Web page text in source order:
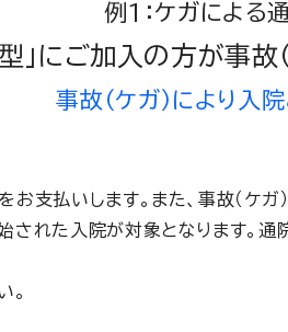
例1：ケガによる
」にご加入の方が事故
事故（ケガ）により入
支払いします。また、事故（ケ
れた入院が対象となります。
。